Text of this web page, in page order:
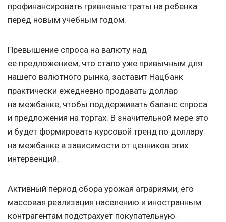
профинансировать гривневые траты на ребенка
перед новым учебным годом.
Превышение спроса на валюту над
ее предложением, что стало уже привычным для
нашего валютного рынка, заставит Нацбанк
практически ежедневно продавать доллар
на межбанке, чтобы поддерживать баланс спроса
и предложения на торгах. В значительной мере это
и будет формировать курсовой тренд по доллару
на межбанке в зависимости от ценников этих
интервенций.
Активный период сбора урожая аграриями, его
массовая реализация населению и иностранным
контрагентам подстрахует покупательную